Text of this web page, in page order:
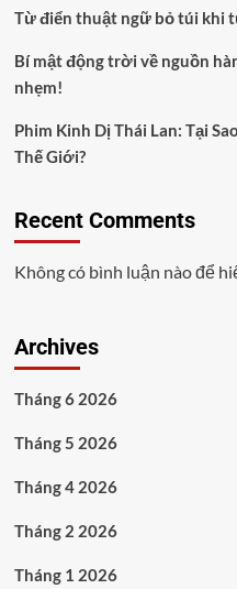
Từ điển thuật ngữ bỏ túi khi
Bí mật động trời về nguồn
nhẹm!
Phim Kinh Dị Thái Lan: Tại
Thế Giới?
Recent Comments
Không có bình luận nào để
Archives
Tháng 6 2026
Tháng 5 2026
Tháng 4 2026
Tháng 2 2026
Tháng 1 2026